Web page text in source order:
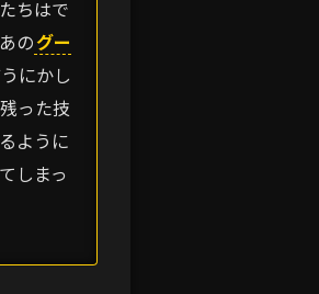
ちはで
の グー
にかし
った技
ように
しまっ